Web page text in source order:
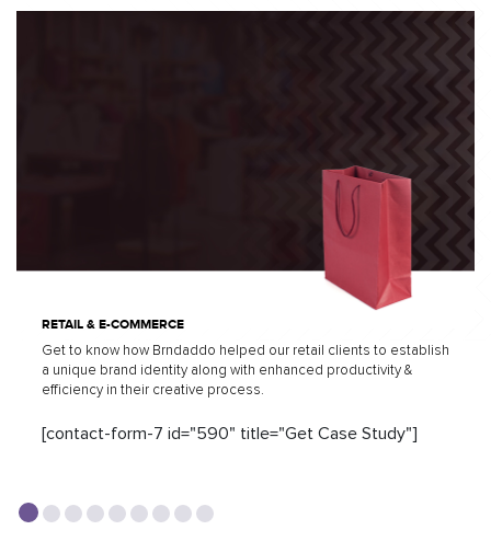
RETAIL & E-COMMERCE
Get to know how Brndaddo helped our retail clients to establish
a unique brand identity along with enhanced productivity &
efficiency in their creative process.
[contact-form-7 id="590" title="Get Case Study"]